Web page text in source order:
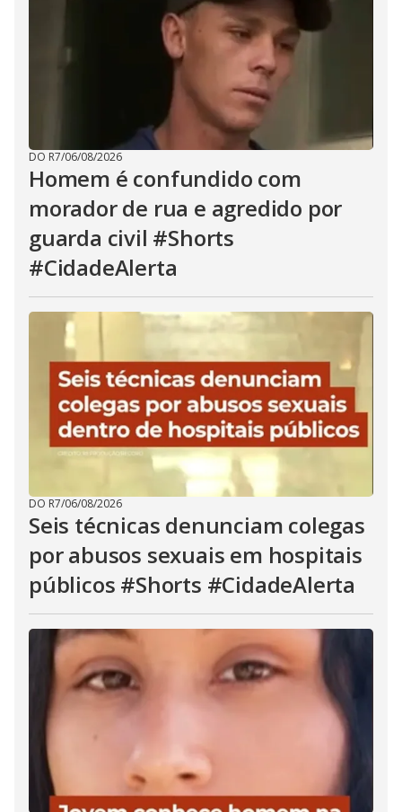
DO R7/06/08/2026
Homem é confundido com
morador de rua e agredido por
guarda civil #Shorts
#CidadeAlerta
DO R7/06/08/2026
Seis técnicas denunciam colegas
por abusos sexuais em hospitais
públicos #Shorts #CidadeAlerta